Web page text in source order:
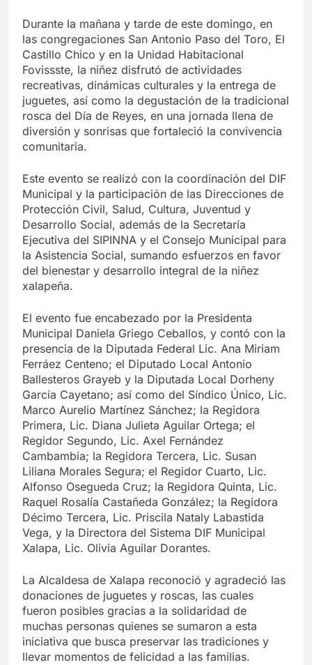
Durante la mañana y tarde de este domingo, en
las congregaciones San Antonio Paso del Toro, El
Castillo Chico y en la Unidad Habitacional
Fovissste, la niñez disfrutó de actividades
recreativas, dinámicas culturales y la entrega de
juguetes, así como la degustación de la tradicional
rosca del Día de Reyes, en una jornada llena de
diversión y sonrisas que fortaleció la convivencia
comunitaria.
Este evento se realizó con la coordinación del DIF
Municipal y la participación de las Direcciones de
Protección Civil, Salud, Cultura, Juventud y
Desarrollo Social, además de la Secretaría
Ejecutiva del SIPINNA y el Consejo Municipal para
la Asistencia Social, sumando esfuerzos en favor
del bienestar y desarrollo integral de la niñez
xalapeña.
El evento fue encabezado por la Presidenta
Municipal Daniela Griego Ceballos, y contó con la
presencia de la Diputada Federal Lic. Ana Miriam
Ferráez Centeno; el Diputado Local Antonio
Ballesteros Grayeb y la Diputada Local Dorheny
García Cayetano; así como del Síndico Único, Lic.
Marco Aurelio Martínez Sánchez; la Regidora
Primera, Lic. Diana Julieta Aguilar Ortega; el
Regidor Segundo, Lic. Axel Fernández
Cambambia; la Regidora Tercera, Lic. Susan
Liliana Morales Segura; el Regidor Cuarto, Lic.
Alfonso Osegueda Cruz; la Regidora Quinta, Lic.
Raquel Rosalía Castañeda González; la Regidora
Décimo Tercera, Lic. Priscila Nataly Labastida
Vega, y la Directora del Sistema DIF Municipal
Xalapa, Lic. Olivia Aguilar Dorantes.
La Alcaldesa de Xalapa reconoció y agradeció las
donaciones de juguetes y roscas, las cuales
fueron posibles gracias a la solidaridad de
muchas personas quienes se sumaron a esta
iniciativa que busca preservar las tradiciones y
llevar momentos de felicidad a las familias.